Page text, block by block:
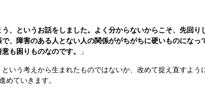
、というお話をしました。よく分からないからこそ、先回り
、障害のある人とない人の関係ががちがちに硬いものになっ
も困りものなのです。
」
いう考えから生まれたものではないか、改めて捉え直すよう
めていきます。